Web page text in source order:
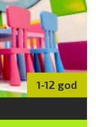
1-12 god